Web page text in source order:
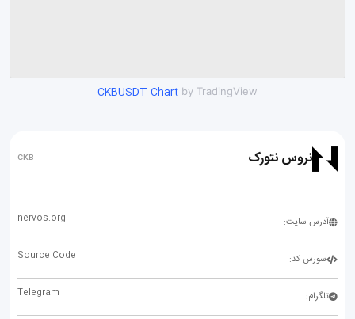
CKBUSDT Chart by TradingView
نروس نتورک CKB
آدرس سایت: nervos.org
سورس کد: Source Code
تلگرام: Telegram